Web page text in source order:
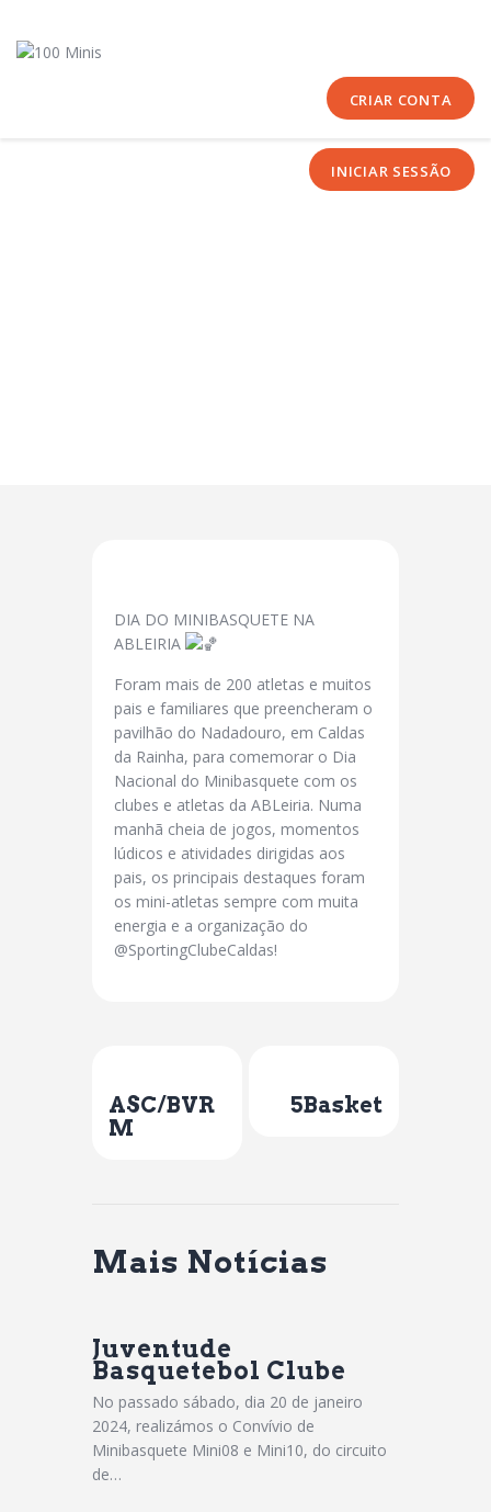
CRIAR CONTA
INICIAR SESSÃO
Sobre Nós
DIA DO MINIBASQUETE NA
ABLEIRIA
Foram mais de 200 atletas e muitos
pais e familiares que preencheram o
pavilhão do Nadadouro, em Caldas
da Rainha, para comemorar o Dia
Nacional do Minibasquete com os
clubes e atletas da ABLeiria. Numa
manhã cheia de jogos, momentos
lúdicos e atividades dirigidas aos
pais, os principais destaques foram
os mini-atletas sempre com muita
energia e a organização do
@SportingClubeCaldas!
ASC/BVR
M
5Basket
Mais Notícias
Juventude
Basquetebol Clube
No passado sábado, dia 20 de janeiro
2024, realizámos o Convívio de
Minibasquete Mini08 e Mini10, do circuito
de…